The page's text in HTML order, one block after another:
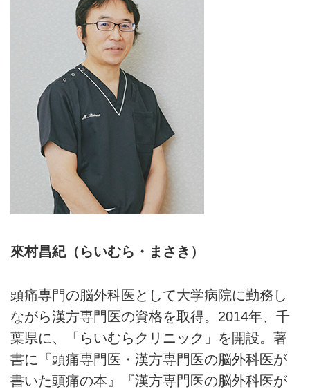
來村昌紀（らいむら・まさき）
頭痛専門の脳外科医として大学病院に勤務し
ながら漢方専門医の資格を取得。2014年、千
葉県に、「らいむらクリニック」を開設。著
書に『頭痛専門医・漢方専門医の脳外科医が
書いた頭痛の本』『漢方専門医の脳外科医が